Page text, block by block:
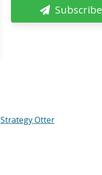
Subscribe
Strategy Otter